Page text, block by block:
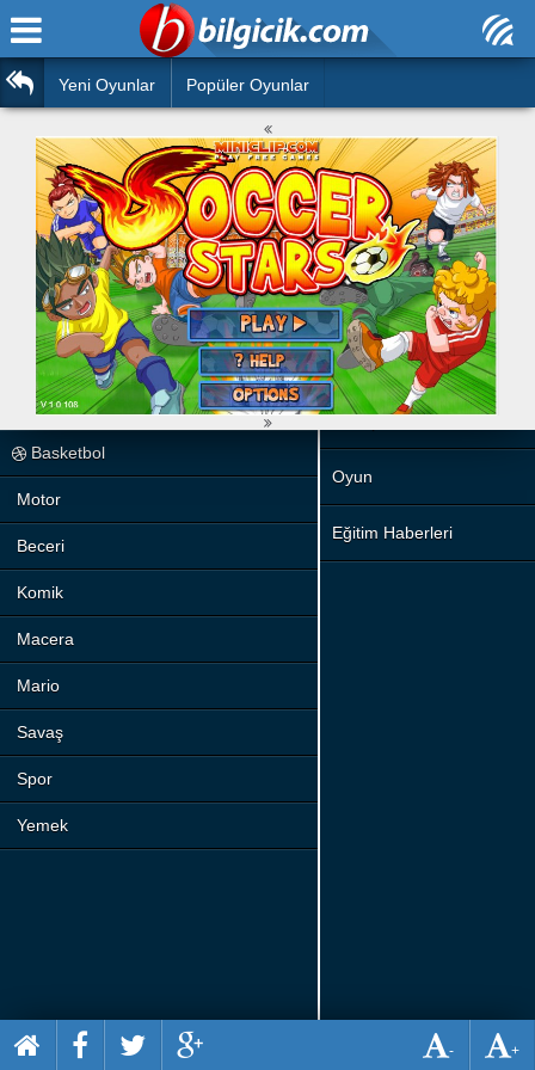
Araba
Barbie
Boyama
Futbol
Çocuk
Angry Birds
Silah
Basketbol
Motor
Beceri
Komik
Macera
Mario
Savaş
Spor
Yemek
Ana Sayfa
Bilmeceler
Bulmacalar
Deyimler
Duvar Yazıları
Hızlı Okuma Testi
Hesaplamalar
Oyun
Eğitim Haberleri
Yeni Oyunlar Popüler Oyunlar
+
-